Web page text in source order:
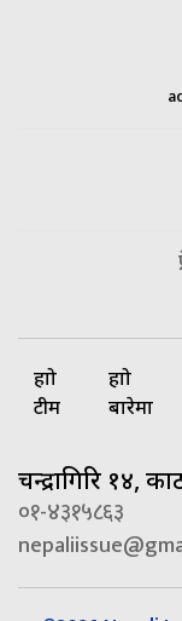
हाम्रो
टीम
हाम्रो
बारेमा
चन्द्रागिरि १४,
०१-४३१५८६३